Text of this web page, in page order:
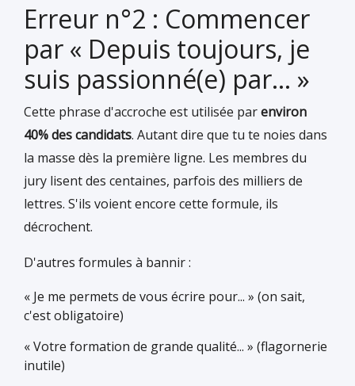
Erreur n°2 : Commencer
par « Depuis toujours, je
suis passionné(e) par... »
Cette phrase d'accroche est utilisée parenviron
40% des candidats. Autant dire que tu te noies dans
la masse dès la première ligne. Les membres du
jury lisent des centaines, parfois des milliers de
lettres. S'ils voient encore cette formule, ils
décrochent.
D'autres formules à bannir :
« Je me permets de vous écrire pour... » (on sait,
c'est obligatoire)
« Votre formation de grande qualité... » (flagornerie
inutile)